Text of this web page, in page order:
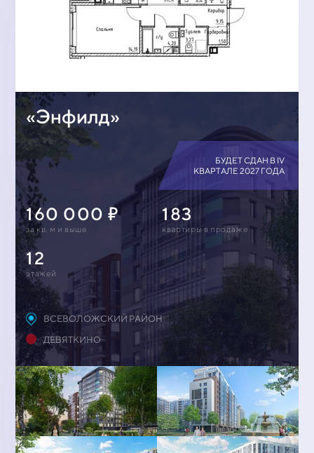
«Энфилд»
БУДЕТ СДАН В IV
КВАРТАЛЕ 2027 ГОДА
160 000
за кв. м и выше
183
квартиры в продаже
12
этажей
ВСЕВОЛОЖСКИЙ РАЙОН
ДЕВЯТКИНО